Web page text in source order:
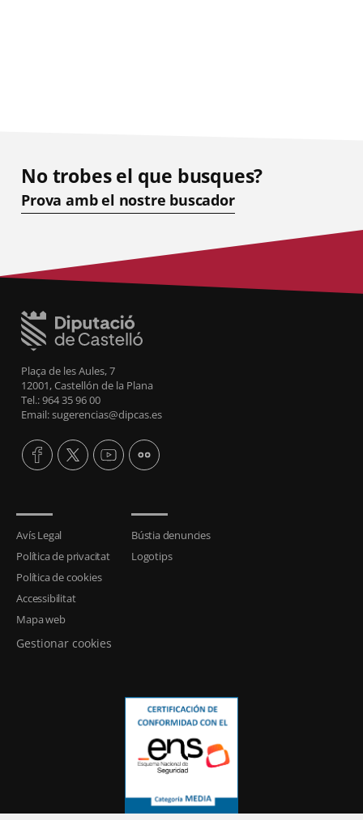
No trobes el que busques?
Prova amb el nostre buscador
Plaça de les Aules, 7
12001, Castellón de la Plana
Tel.: 964 35 96 00
Email: sugerencias@dipcas.es
Avís Legal
Política de privacitat
Política de cookies
Accessibilitat
Mapa web
Gestionar cookies
Bústia denuncies
Logotips